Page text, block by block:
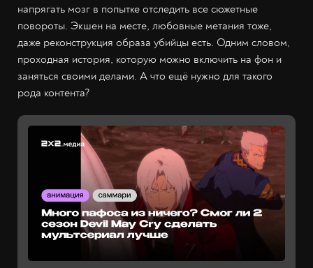
напрягать мозг в попытке отследить все сюжетные
повороты. Экшен на месте, любовные метания тоже,
даже реконструкция образа убийцы есть. Одним словом,
проходная история, которую можно включить на фон и
заняться своими делами. А что ещё нужно для такого
рода контента?